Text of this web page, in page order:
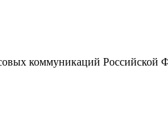
коммуникаций Российской